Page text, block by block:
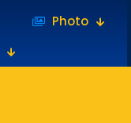
‎‏‏‎ ‎Photo